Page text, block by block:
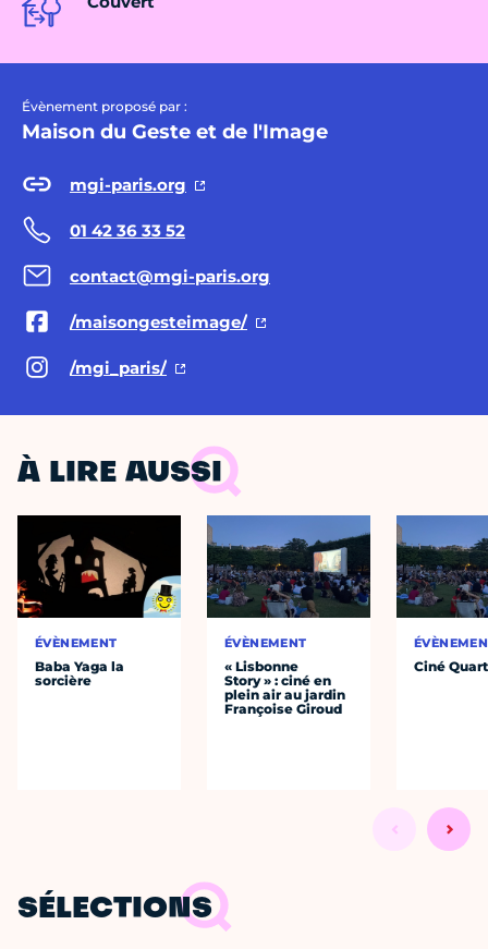
Évènement proposé par :
Maison du Geste et de l'Image
mgi-paris.org
01 42 36 33 52
contact@mgi-paris.org
/maisongesteimage/
/mgi_paris/
À LIRE AUSSI
ÉVÈNEMENT
Baba Yaga la
sorcière
ÉVÈNEMENT
« Lisbonne
Story » : ciné en
plein air au jardin
Françoise Giroud
Ciné
SÉLECTIONS